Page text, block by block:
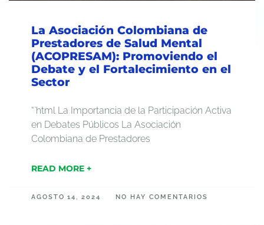
La Asociación Colombiana de
Prestadores de Salud Mental
(ACOPRESAM): Promoviendo el
Debate y el Fortalecimiento en el
Sector
“`html La Importancia de la Participación Activa
en Debates Públicos La Asociación
Colombiana de Prestadores
READ MORE +
AGOSTO 14, 2024 NO HAY COMENTARIOS